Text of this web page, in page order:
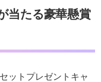
当たる豪華懸賞
ットプレゼントキャ